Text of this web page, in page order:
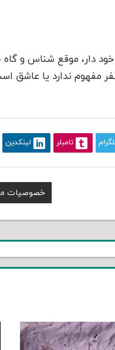
خود دار، موقع شناس و
مفهوم ندارد یا عاشق
تامبلر لینکدین
Next
Post:
خصوصیات